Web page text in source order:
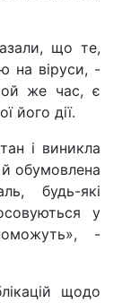
що те,
на віруси, -
же час, є
його дії.
і виникла
обумовлена
будь-які
у
-
щодо